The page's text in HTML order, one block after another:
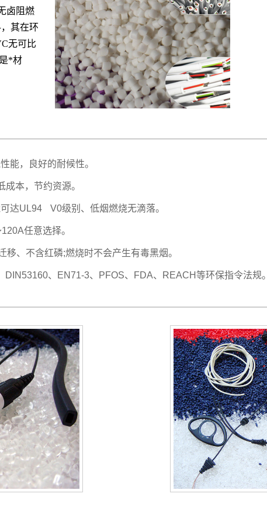
卤阻燃
其在环
无可比
*材
能，良好的耐候性。
本，节约资源。
达UL94 V0级别、低烟燃烧无滴落。
任意选择。
、不含红磷;燃烧时不会产生有毒黑烟。
、EN71-3、PFOS、FDA、REACH等环保指令法规。